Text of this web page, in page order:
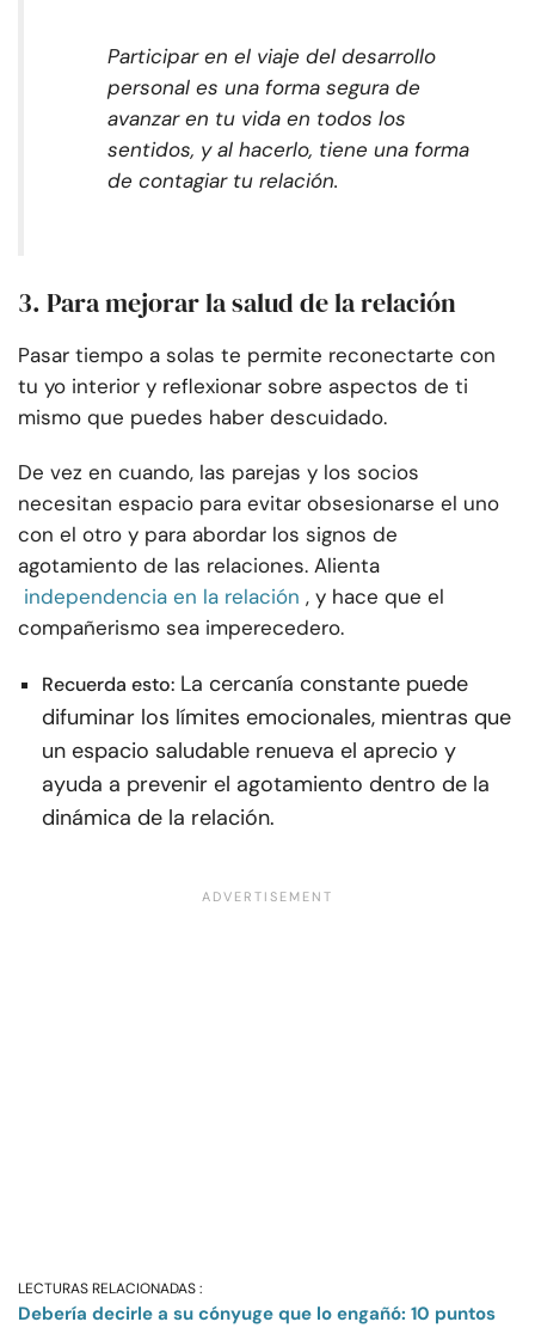
Participar en el viaje del desarrollo
personal es una forma segura de
avanzar en tu vida en todos los
sentidos, y al hacerlo, tiene una forma
de contagiar tu relación.
3. Para mejorar la salud de la relación
Pasar tiempo a solas te permite reconectarte con
tu yo interior y reflexionar sobre aspectos de ti
mismo que puedes haber descuidado.
De vez en cuando, las parejas y los socios
necesitan espacio para evitar obsesionarse el uno
con el otro y para abordar los signos de
agotamiento de las relaciones. Alienta
independencia en la relación , y hace que el
compañerismo sea imperecedero.
Recuerda esto: La cercanía constante puede
difuminar los límites emocionales, mientras que
un espacio saludable renueva el aprecio y
ayuda a prevenir el agotamiento dentro de la
dinámica de la relación.
LECTURAS RELACIONADAS :
Debería decirle a su cónyuge que lo engañó: 10 puntos